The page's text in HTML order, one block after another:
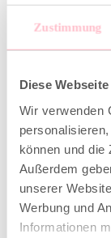
Zustimmung
Diese
Wir verwenden
können und die
Außerdem
unserer
Werbung und
Informationen
Mach diesen
einer
erzielen.
Culottes
Fällt der
Leicht